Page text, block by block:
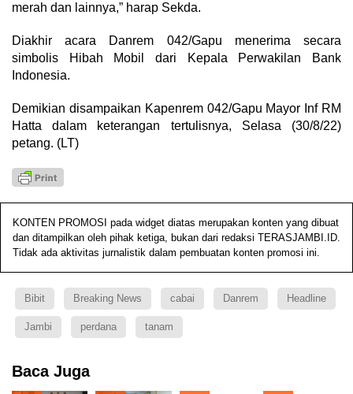
merah dan lainnya,” harap Sekda.
Diakhir acara Danrem 042/Gapu menerima secara
simbolis Hibah Mobil dari Kepala Perwakilan Bank
Indonesia.
Demikian disampaikan Kapenrem 042/Gapu Mayor Inf RM
Hatta dalam keterangan tertulisnya, Selasa (30/8/22)
petang. (LT)
KONTEN PROMOSI pada widget diatas merupakan konten yang dibuat
dan ditampilkan oleh pihak ketiga, bukan dari redaksi TERASJAMBI.ID.
Tidak ada aktivitas jurnalistik dalam pembuatan konten promosi ini.
Bibit Breaking News cabai Danrem Headline
Jambi perdana tanam
Baca Juga